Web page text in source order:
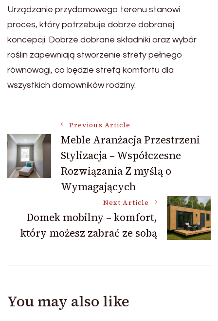
Urządzanie przydomowego terenu stanowi
proces, który potrzebuje dobrze dobranej
koncepcji. Dobrze dobrane składniki oraz wybór
roślin zapewniają stworzenie strefy pełnego
równowagi, co będzie strefą komfortu dla
wszystkich domowników rodziny.
Post
Navigation
Previous Article
Meble Aranżacja Przestrzeni
Stylizacja – Współczesne
Rozwiązania Z myślą o
Wymagających
Next Article
Domek mobilny – komfort,
który możesz zabrać ze sobą
You may also like